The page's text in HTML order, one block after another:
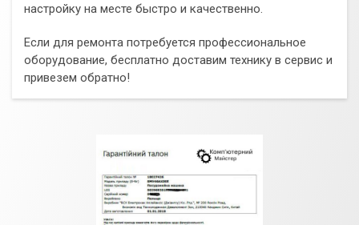
настройку на месте быстро и качественно.
Если для ремонта потребуется профессиональное
оборудование, бесплатно доставим технику в сервис и
привезем обратно!